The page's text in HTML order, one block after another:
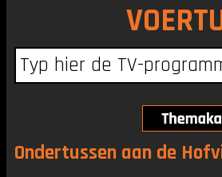
Ondertussen aan de